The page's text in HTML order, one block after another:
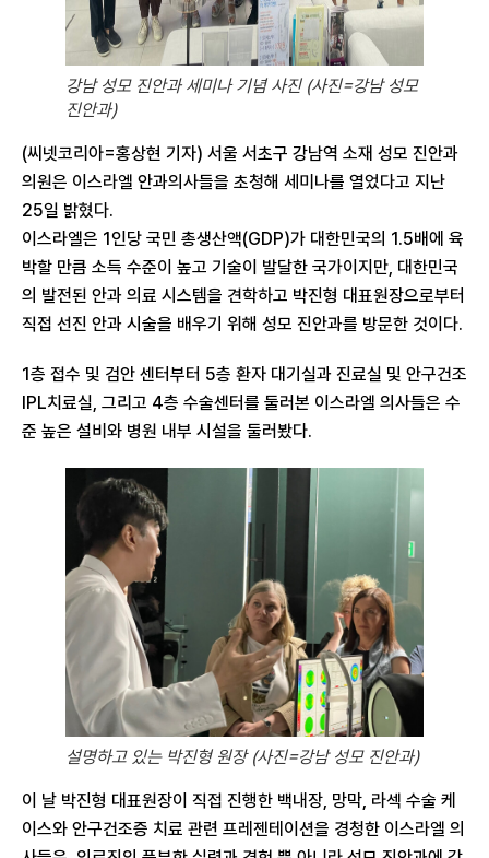
강남 성모 진안과 세미나 기념 사진 (사진=강남 성모
진안과)
(씨넷코리아=홍상현 기자) 서울 서초구 강남역 소재 성모 진안과
의원은 이스라엘 안과의사들을 초청해 세미나를 열었다고 지난
25일 밝혔다.
이스라엘은 1인당 국민 총생산액(GDP)가 대한민국의 1.5배에 육
박할 만큼 소득 수준이 높고 기술이 발달한 국가이지만, 대한민국
의 발전된 안과 의료 시스템을 견학하고 박진형 대표원장으로부터
직접 선진 안과 시술을 배우기 위해 성모 진안과를 방문한 것이다.
1층 접수 및 검안 센터부터 5층 환자 대기실과 진료실 및 안구건조
IPL치료실, 그리고 4층 수술센터를 둘러본 이스라엘 의사들은 수
준 높은 설비와 병원 내부 시설을 둘러봤다.
설명하고 있는 박진형 원장 (사진=강남 성모 진안과)
이 날 박진형 대표원장이 직접 진행한 백내장, 망막, 라섹 수술 케
이스와 안구건조증 치료 관련 프레젠테이션을 경청한 이스라엘 의